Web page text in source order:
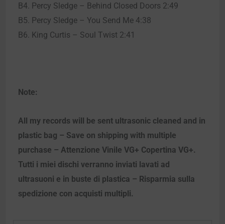
B4. Percy Sledge – Behind Closed Doors 2:49
B5. Percy Sledge – You Send Me 4:38
B6. King Curtis – Soul Twist 2:41
Note:
All my records will be sent ultrasonic cleaned and in
plastic bag – Save on shipping with multiple
purchase – Attenzione Vinile VG+ Copertina VG+.
Tutti i miei dischi verranno inviati lavati ad
ultrasuoni e in buste di plastica – Risparmia sulla
spedizione con acquisti multipli.